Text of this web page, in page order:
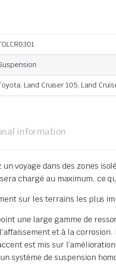
Land Cruiser 105, Land
information
voyage dans des zones
chargé au maximum, ce
sur les terrains les plus
point une large gamme de
et à la
est mis sur
système de suspension